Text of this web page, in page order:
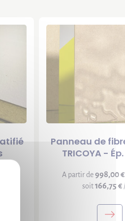
Panneau de
TRICOYA -
A partir de998,00 €
soit166,75 €